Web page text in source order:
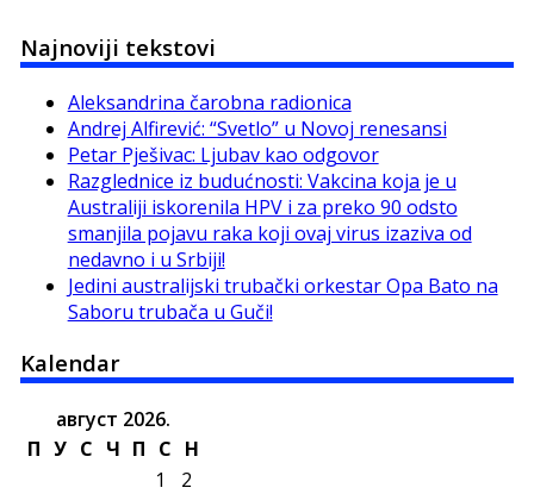
Najnoviji tekstovi
Aleksandrina čarobna radionica
Andrej Alfirević: “Svetlo” u Novoj renesansi
Petar Pješivac: Ljubav kao odgovor
Razglednice iz budućnosti: Vakcina koja je u
Australiji iskorenila HPV i za preko 90 odsto
smanjila pojavu raka koji ovaj virus izaziva od
nedavno i u Srbiji!
Jedini australijski trubački orkestar Opa Bato na
Saboru trubača u Guči!
Kalendar
август 2026.
П У С Ч П С Н
1
2